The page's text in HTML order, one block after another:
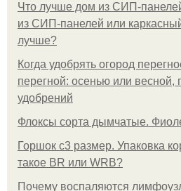
Что лучше дом из СИП-
из СИП-панелей или
лучше?
Когда удобрять огород
перегной: осенью или весной,
удобрений
Флоксы сорта дымчатые.
Горшок с3 размер. Упаковка
такое BR или WRB?
Почему воспаляются